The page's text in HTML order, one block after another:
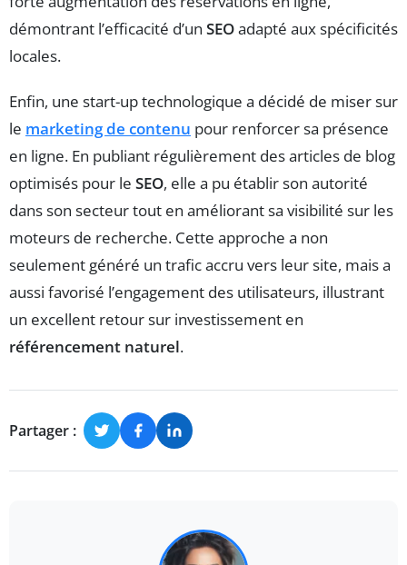
démontrant l’efficacité d’un SEOadapté aux spécificités
locales.
Enfin, une start-up technologique a décidé de miser sur
le marketing de contenu pour renforcer sa présence
en ligne. En publiant régulièrement des articles de blog
optimisés pour le SEO, elle a pu établir son autorité
dans son secteur tout en améliorant sa visibilité sur les
moteurs de recherche. Cette approche a non
seulement généré un trafic accru vers leur site, mais a
aussi favorisé l’engagement des utilisateurs, illustrant
un excellent retour sur investissement en
référencement naturel.
Partager :